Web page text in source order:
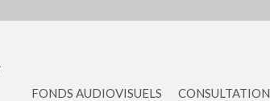
FONDS AUDIOVISUELS CONSULTATION